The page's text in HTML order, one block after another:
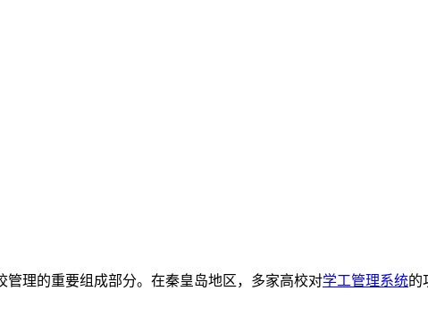
管理的重要组成部分。在秦皇岛地区，多家高校对学工管理系统的